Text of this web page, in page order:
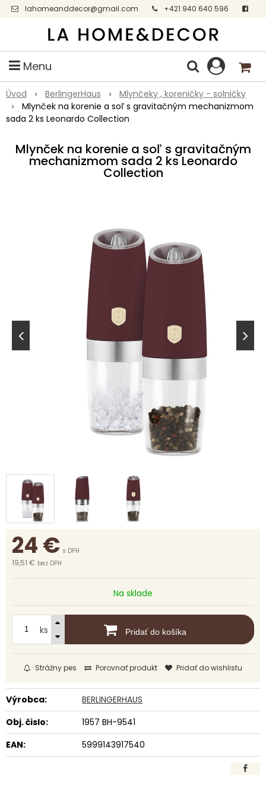
lahomeanddecor@gmail.com
+421 940 640 596
Facebook
Menu
Úvod BerlingerHaus
Mlynčeky , koreničky - solničky
Mlynček na korenie a soľ s gravitačným mechanizmom
sada 2 ks Leonardo Collection
Mlynček na korenie a soľ s gravitačným
mechanizmom sada 2 ks Leonardo
Collection
24€ s DPH
19,51 € bez DPH
Na sklade
ks Pridať do košíka
Strážny pes Porovnať produkt Pridať do wishlistu
Výrobca:
BERLINGERHAUS
Obj. čislo:
1957 BH-9541
EAN:
5999143917540